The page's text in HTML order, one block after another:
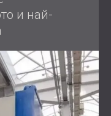
и най-